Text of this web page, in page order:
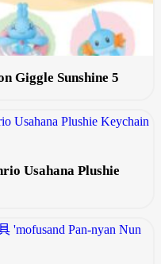
Giggle Sunshine 5
Usahana Plushie